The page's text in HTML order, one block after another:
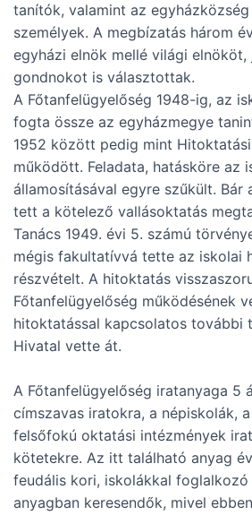
tanítók, valamint az
személyek. A megbízatás három
egyházi elnök mellé világi
gondnokot is választottak.
A Főtanfelügyelőség 1948-ig, az
fogta össze az egyházmegye
1952 között pedig mint
működött. Feladata, hatásköre az
államosításával egyre szűkült. Bár
tett a kötelező vallásoktatás
Tanács 1949. évi 5. számú
mégis fakultatívvá tette az iskolai
részvételt. A hitoktatás
Főtanfelügyelőség működésének
hitoktatással kapcsolatos további
Hivatal vette át.
A Főtanfelügyelőség iratanyaga 5
címszavas iratokra, a népiskolák,
felsőfokú oktatási intézmények
kötetekre. Az itt található anyag
feudális kori, iskolákkal
anyagban keresendők, mivel